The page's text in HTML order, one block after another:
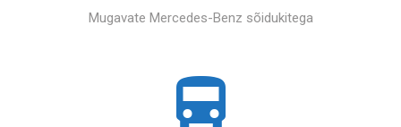
Mugavate Mercedes-Benz sõidukitega